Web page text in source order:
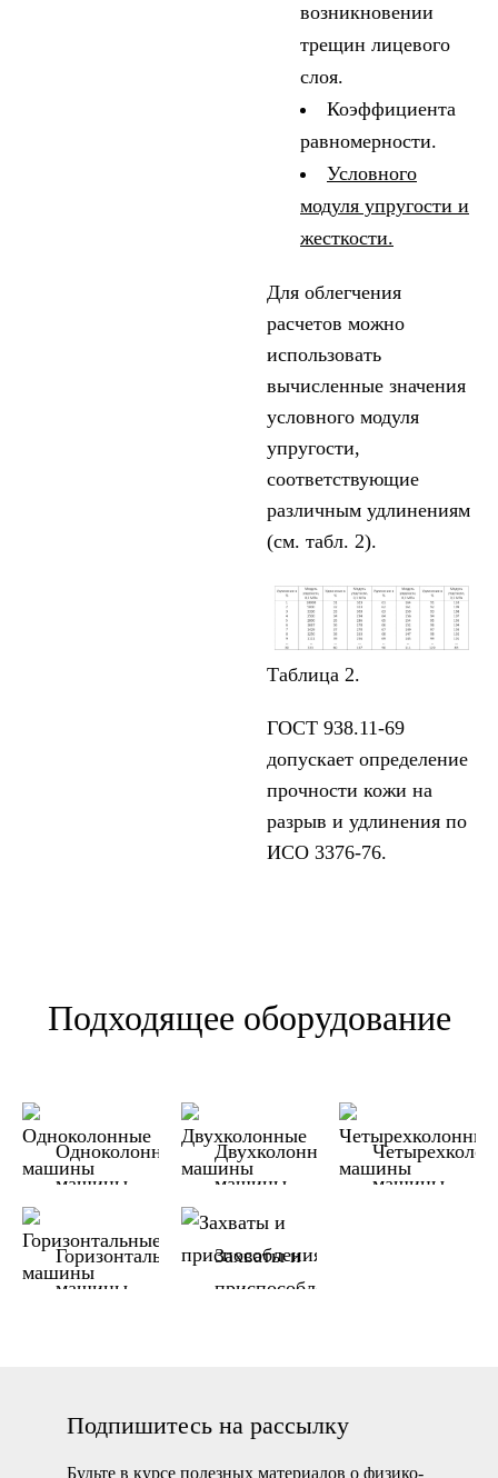
возникновении
трещин лицевого
слоя.
Коэффициента
равномерности.
Условного
модуля упругости и
жесткости.
Для облегчения
расчетов можно
использовать
вычисленные значения
условного модуля
упругости,
соответствующие
различным удлинениям
(см. табл. 2).
Таблица 2.
ГОСТ 938.11-69
допускает определение
прочности кожи на
разрыв и удлинения по
ИСО 3376-76.
Подходящее оборудование
Одноколонные
машины
Двухколонные
машины
машины
Горизонтальные
машины
Захваты и
приспособления
Подпишитесь на рассылку
Будьте в курсе полезных материалов о физико-